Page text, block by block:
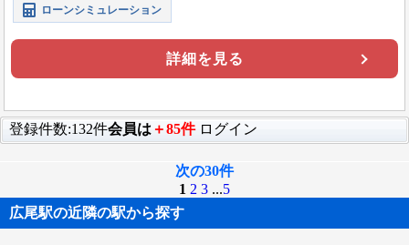
ローンシミュレーション
詳細を見る
登録件数:132件会員は ＋85件 ログイン
次の30件
1 2 3 ...5
広尾駅の近隣の駅から探す